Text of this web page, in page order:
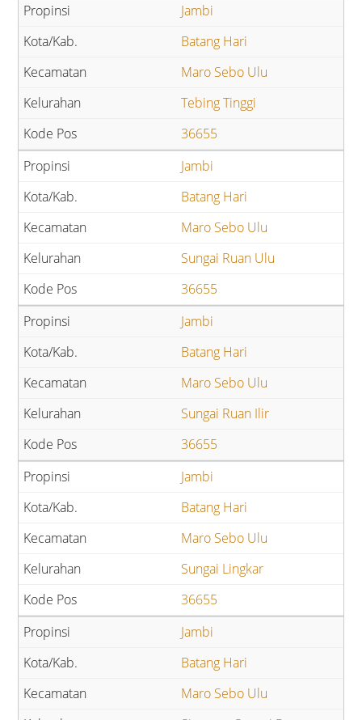
Jambi
Batang Hari
Maro Sebo Ulu
Tebing Tinggi
36655
Jambi
Batang Hari
Maro Sebo Ulu
Sungai Ruan Ulu
36655
Jambi
Batang Hari
Maro Sebo Ulu
Sungai Ruan Ilir
36655
Jambi
Batang Hari
Maro Sebo Ulu
Sungai Lingkar
36655
Jambi
Batang Hari
Maro Sebo Ulu